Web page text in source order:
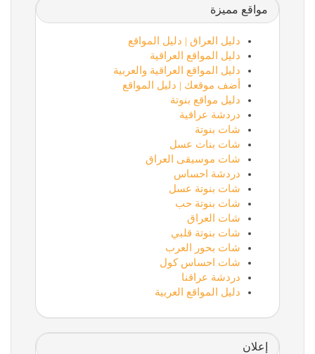
مواقع مميزة
دليل العراق | دليل المواقع
دليل المواقع العراقية
دليل المواقع العراقية والعربية
أضف موقعك | دليل المواقع
دليل مواقع بنوتة
دردشة عراقية
شات بنوتة
شات بنات عسل
شات موسيقى العراق
دردشة احساس
شات بنوتة عسل
شات بنوتة حب
شات العراق
شات بنوتة قلبي
شات بحور العرب
شات احساس كول
دردشة عراقنا
دليل المواقع العربية
إعلان